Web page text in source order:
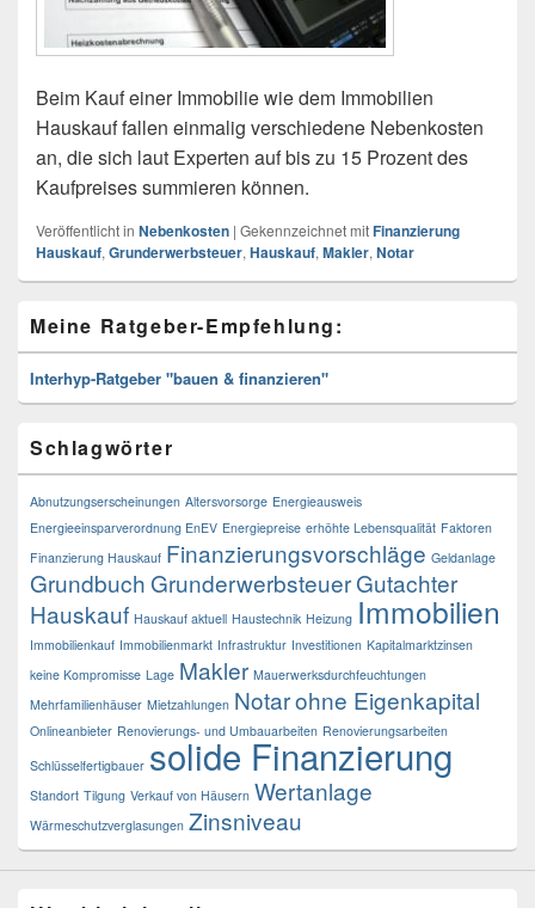
Beim Kauf einer Immobilie wie dem Immobilien
Hauskauf fallen einmalig verschiedene Nebenkosten
an, die sich laut Experten auf bis zu 15 Prozent des
Kaufpreises summieren können.
Veröffentlicht in Nebenkosten | Gekennzeichnet mitFinanzierung
Hauskauf, Grunderwerbsteuer, Hauskauf, Makler, Notar
Seitenleisten
Widget-
Bereich
Meine Ratgeber-Empfehlung:
Interhyp-Ratgeber "bauen & finanzieren"
Schlagwörter
Abnutzungserscheinungen Altersvorsorge Energieausweis
Energieeinsparverordnung EnEV Energiepreise erhöhte Lebensqualität Faktoren
Finanzierung Hauskauf Finanzierungsvorschläge Geldanlage
Grundbuch GrunderwerbsteuerGutachter
Hauskauf Hauskauf aktuell Haustechnik Heizung Immobilien
Immobilienkauf Immobilienmarkt Infrastruktur Investitionen Kapitalmarktzinsen
keine Kompromisse Lage Makler Mauerwerksdurchfeuchtungen
Mehrfamilienhäuser Mietzahlungen Notarohne Eigenkapital
Onlineanbieter Renovierungs- und Umbauarbeiten Renovierungsarbeiten
Schlüsselfertigbauer solide Finanzierung
Standort Tilgung Verkauf von Häusern Wertanlage
Wärmeschutzverglasungen Zinsniveau